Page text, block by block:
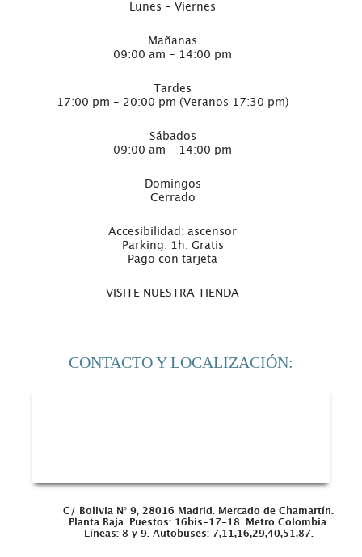
Lunes - Viernes
Mañanas
09:00 am - 14:00 pm
Tardes
17:00 pm - 20:00 pm (Veranos 17:30 pm)
Sábados
09:00 am - 14:00 pm
Domingos
Cerrado
Accesibilidad: ascensor
Parking: 1h. Gratis
Pago con tarjeta
VISITE NUESTRA TIENDA
CONTACTO Y LOCALIZACIÓN:
C/ Bolivia Nº 9, 28016 Madrid.
Mercado de Chamartín.
Planta Baja.
Puestos: 16bis-17-18.
Metro Colombia.
Líneas: 8 y 9. Autobuses: 7,11,16,29,40,51,87.